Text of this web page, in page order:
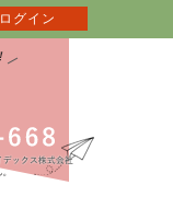
ログイン